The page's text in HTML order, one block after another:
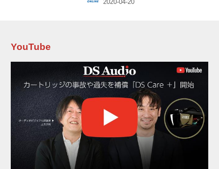
ゲーミングモニターの中でハイエンドモデルの
く制作されるシネスコサイズとほぼ同...
YouTube